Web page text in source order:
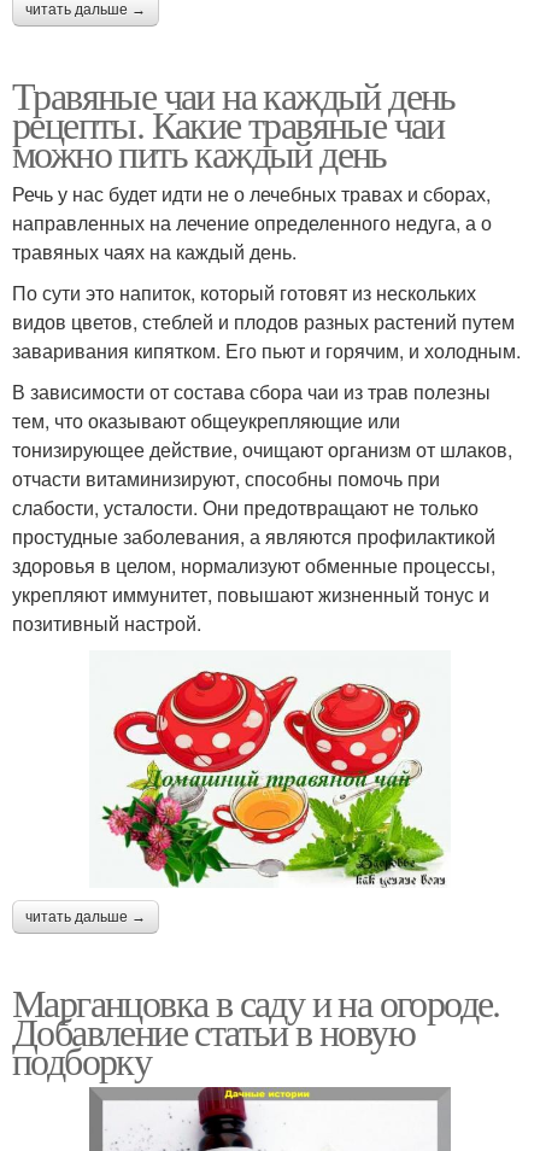
читать дальше →
Травяные чаи на каждый день
рецепты. Какие травяные чаи
можно пить каждый день
Речь у нас будет идти не о лечебных травах и сборах,
направленных на лечение определенного недуга, а о
травяных чаях на каждый день.
По сути это напиток, который готовят из нескольких
видов цветов, стеблей и плодов разных растений путем
заваривания кипятком. Его пьют и горячим, и холодным.
В зависимости от состава сбора чаи из трав полезны
тем, что оказывают общеукрепляющие или
тонизирующее действие, очищают организм от шлаков,
отчасти витаминизируют, способны помочь при
слабости, усталости. Они предотвращают не только
простудные заболевания, а являются профилактикой
здоровья в целом, нормализуют обменные процессы,
укрепляют иммунитет, повышают жизненный тонус и
позитивный настрой.
читать дальше →
Марганцовка в саду и на огороде.
Добавление статьи в новую
подборку